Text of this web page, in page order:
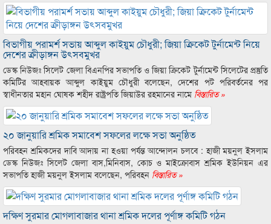
বিভাগীয় পরামর্শ সভায় আব্দুল কাইয়ুম চৌধুরী; জিয়া ক্রিকেট টুর্নামেন্ট নিয়ে
দেশের ক্রীড়াঙ্গন উৎসবমুখর
ডেস্ক নিউজঃ সিলেট জেলা বিএনপির সভাপতি ও জিয়া ক্রিকেট টুর্নামেন্ট সিলেটের প্রস্তুতি
কমিটির আহবায়ক আব্দুল কাইয়ুম চৌধুরী বলেছেন, দেশের পট পরিবর্তনের পর
স্বাধীনতার মহান ঘোষক শহীদ রাষ্ট্রপতি জিয়াউর রহমানের নামে বিস্তারিত »
২০ জানুয়ারি শ্রমিক সমাবেশ সফলের লক্ষে সভা অনুষ্ঠিত
পরিবহন শ্রমিকদের দাবি আদায় না হওয়া পর্যন্ত আন্দোলন চলবে : হাজী ময়নুল ইসলাম
ডেস্ক নিউজঃ সিলেট জেলা বাস,মিনিবাস, কোচ ও মাইক্রোবাস শ্রমিক ইউনিয়ন এর
সভাপতি হাজী ময়নুল ইসলাম বলেছেন, পরিবহন বিস্তারিত »
দক্ষিণ সুরমার মোগলাবাজার থানা শ্রমিক দলের পূর্ণাঙ্গ কমিটি গঠন